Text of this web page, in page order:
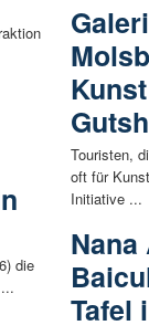
die
Touristen,
oft für
Initiative ...
Tafel